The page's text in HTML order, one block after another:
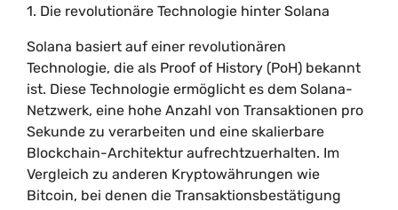
1. Die revolutionäre Technologie hinter Solana
Solana basiert auf einer revolutionären
Technologie, die als Proof of History (PoH) bekannt
ist. Diese Technologie ermöglicht es dem Solana-
Netzwerk, eine hohe Anzahl von Transaktionen pro
Sekunde zu verarbeiten und eine skalierbare
Blockchain-Architektur aufrechtzuerhalten. Im
Vergleich zu anderen Kryptowährungen wie
Bitcoin, bei denen die Transaktionsbestätigung